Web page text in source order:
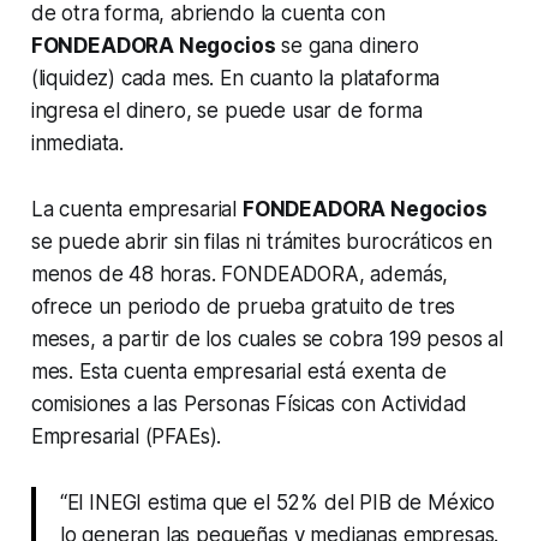
de otra forma, abriendo la cuenta con
FONDEADORA Negocios se gana dinero
(liquidez) cada mes. En cuanto la plataforma
ingresa el dinero, se puede usar de forma
inmediata.
La cuenta empresarial FONDEADORA Negocios
se puede abrir sin filas ni trámites burocráticos en
menos de 48 horas. FONDEADORA, además,
ofrece un periodo de prueba gratuito de tres
meses, a partir de los cuales se cobra 199 pesos al
mes. Esta cuenta empresarial está exenta de
comisiones a las Personas Físicas con Actividad
Empresarial (PFAEs).
“El INEGI estima que el 52% del PIB de México
lo generan las pequeñas y medianas empresas.